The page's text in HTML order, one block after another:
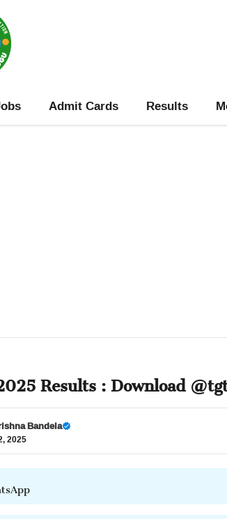
Admit Cards Results
Results : Download
Bandela
2025